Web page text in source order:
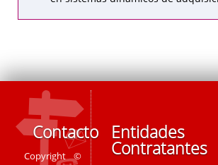
Contacto
Copyright ©
Entidades
Contratantes